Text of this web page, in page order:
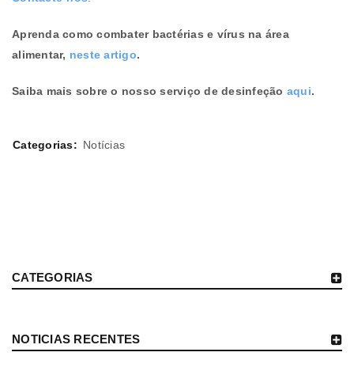
Aprenda como combater bactérias e vírus na área
alimentar, neste artigo.
Saiba mais sobre o nosso serviço de desinfeção aqui.
Categorias: Notícias
CATEGORIAS
NOTICIAS RECENTES